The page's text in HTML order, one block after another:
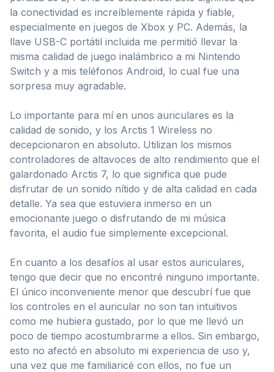
la conectividad es increíblemente rápida y fiable,
especialmente en juegos de Xbox y PC. Además, la
llave USB-C portátil incluida me permitió llevar la
misma calidad de juego inalámbrico a mi Nintendo
Switch y a mis teléfonos Android, lo cual fue una
sorpresa muy agradable.
Lo importante para mí en unos auriculares es la
calidad de sonido, y los Arctis 1 Wireless no
decepcionaron en absoluto. Utilizan los mismos
controladores de altavoces de alto rendimiento que el
galardonado Arctis 7, lo que significa que pude
disfrutar de un sonido nítido y de alta calidad en cada
detalle. Ya sea que estuviera inmerso en un
emocionante juego o disfrutando de mi música
favorita, el audio fue simplemente excepcional.
En cuanto a los desafíos al usar estos auriculares,
tengo que decir que no encontré ninguno importante.
El único inconveniente menor que descubrí fue que
los controles en el auricular no son tan intuitivos
como me hubiera gustado, por lo que me llevó un
poco de tiempo acostumbrarme a ellos. Sin embargo,
esto no afectó en absoluto mi experiencia de uso y,
una vez que me familiaricé con ellos, no fue un